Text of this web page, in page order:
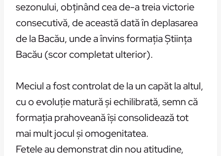
sezonului, obținând cea de-a treia victorie
consecutivă, de această dată în deplasarea
de la Bacău, unde a învins formația Știința
Bacău (scor completat ulterior).
Meciul a fost controlat de la un capăt la altul,
cu o evoluție matură și echilibrată, semn că
formația prahoveană își consolidează tot
mai mult jocul și omogenitatea.
Fetele au demonstrat din nou atitudine,